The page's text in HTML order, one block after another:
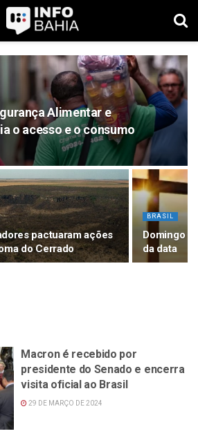
Alimentar e
o acesso e o consumo
pactuaram ações
do Cerrado
BRASIL
Domingo
da data
Macron é recebido por
presidente do Senado e encerra
visita oficial ao Brasil
29 DE MARÇO DE 2024